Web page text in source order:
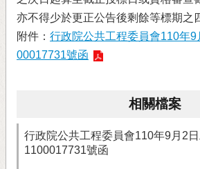
亦不得少於更正公告後剩餘等標期之
附件： 行政院公共工程委員會110年
00017731號函
相關檔案
行政院公共工程委員會110年9月2
1100017731號函